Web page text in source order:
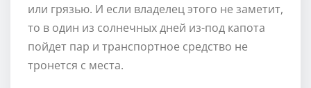
или грязью. И если владелец этого не заметит,
то в один из солнечных дней из-под капота
пойдет пар и транспортное средство не
тронется с места.